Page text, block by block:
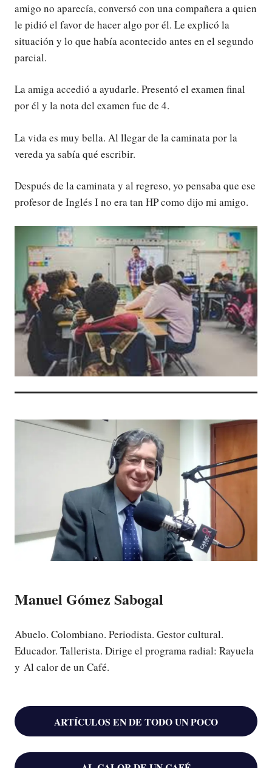
amigo no aparecía, conversó con una compañera a quien
le pidió el favor de hacer algo por él. Le explicó la
situación y lo que había acontecido antes en el segundo
parcial.
La amiga accedió a ayudarle. Presentó el examen final
por él y la nota del examen fue de 4.
La vida es muy bella. Al llegar de la caminata por la
vereda ya sabía qué escribir.
Después de la caminata y al regreso, yo pensaba que ese
profesor de Inglés I no era tan HP como dijo mi amigo.
Manuel Gómez Sabogal
Abuelo. Colombiano. Periodista. Gestor cultural.
Educador. Tallerista. Dirige el programa radial: Rayuela
y Al calor de un Café.
ARTÍCULOS EN DE TODO UN POCO